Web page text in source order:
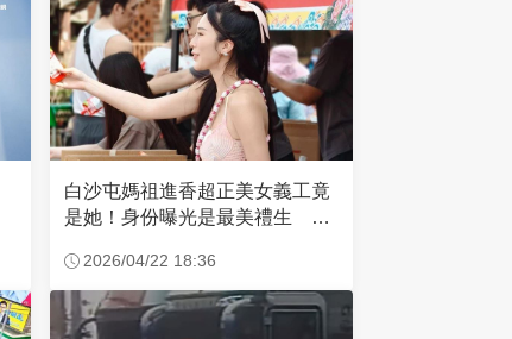
白沙屯媽祖進香超正美女義工竟
是她！身份曝光是最美禮生 一
2026/04/22 18:36